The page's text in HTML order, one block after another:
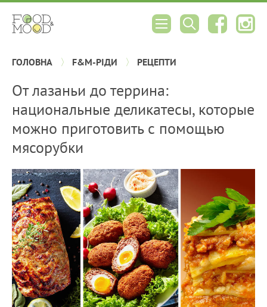
ГОЛОВНА F&M-РІДИ РЕЦЕПТИ
От лазаньи до террина:
национальные деликатесы, которые
можно приготовить с помощью
мясорубки